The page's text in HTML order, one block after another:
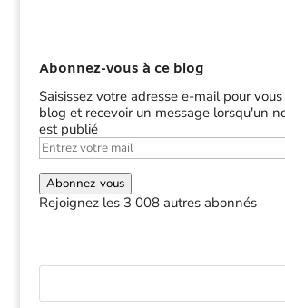
Abonnez-vous à ce blog
Saisissez votre adresse e-mail pour
blog et recevoir un message lorsqu'un
est publié
Entrez
votre
mail
Abonnez-vous
Rejoignez les 3 008 autres abonnés